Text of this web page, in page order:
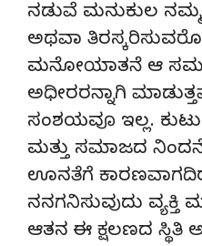
ನಡುವೆ ಮನುಕುಲ
ಅಥವಾ
ಮನೋಯಾತನೆ ಆ
ಅಧೀರರನ್ನಾಗಿ
ಸಂಶಯವೂ ಇಲ್ಲ.
ಮತ್ತು ಸಮಾಜದ
ಊನತೆಗೆ
ನನಗನಿಸುವುದು ವ್ಯಕ್ತಿ
ಆತನ ಈ ಕ್ಷಲಣದ ಸ್ಥಿತಿ